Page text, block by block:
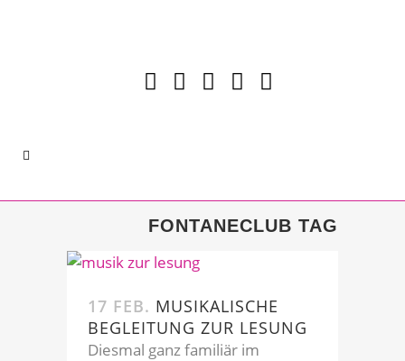
FONTANECLUB TAG
17 FEB. MUSIKALISCHE
BEGLEITUNG ZUR LESUNG
Diesmal ganz familiär im